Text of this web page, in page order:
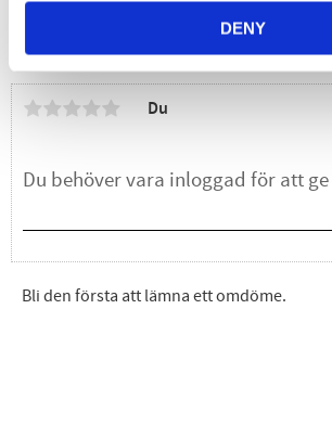
DENY
Omdömen
Du
Bli den första att lämna ett omdöme.